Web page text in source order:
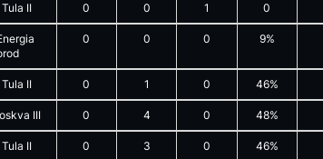
II 0 0 1 0
0 0 0 9%
II 0 1 0 46%
III 0 4 0 48%
II 0 3 0 46%